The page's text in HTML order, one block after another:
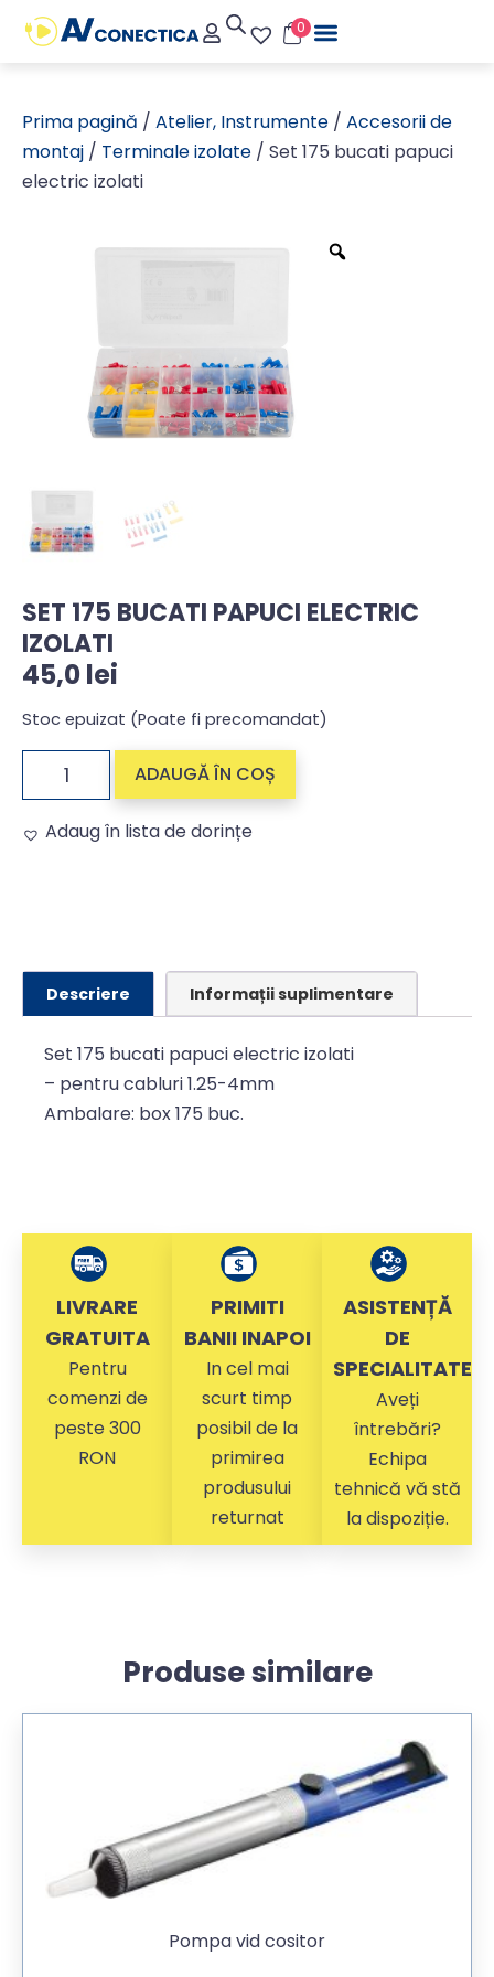
0
Prima pagină / Atelier, Instrumente / Accesorii de
montaj / Terminale izolate / Set 175 bucati papuci
electric izolati
SET 175 BUCATI PAPUCI ELECTRIC
IZOLATI
45,0lei
Stoc epuizat (Poate fi precomandat)
ADAUGĂ ÎN COȘ
Adaug în lista de dorințe
Descriere Informații suplimentare
Set 175 bucati papuci electric izolati
– pentru cabluri 1.25-4mm
Ambalare: box 175 buc.
LIVRARE
GRATUITA
Pentru
comenzi de
peste 300
RON
PRIMITI
BANII INAPOI
In cel mai
scurt timp
posibil de la
primirea
produsului
returnat
ASISTENȚĂ
DE
SPECIALITATE
Aveți
întrebări?
Echipa
tehnică vă stă
la dispoziție.
Produse similare
Pompa vid cositor